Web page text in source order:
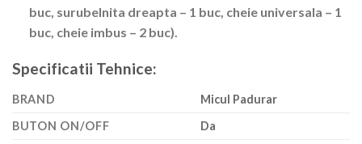
buc, surubelnita dreapta – 1 buc, cheie universala – 1
buc, cheie imbus – 2 buc).
Specificatii Tehnice:
BRAND
Micul Padurar
BUTON ON/OFF
Da